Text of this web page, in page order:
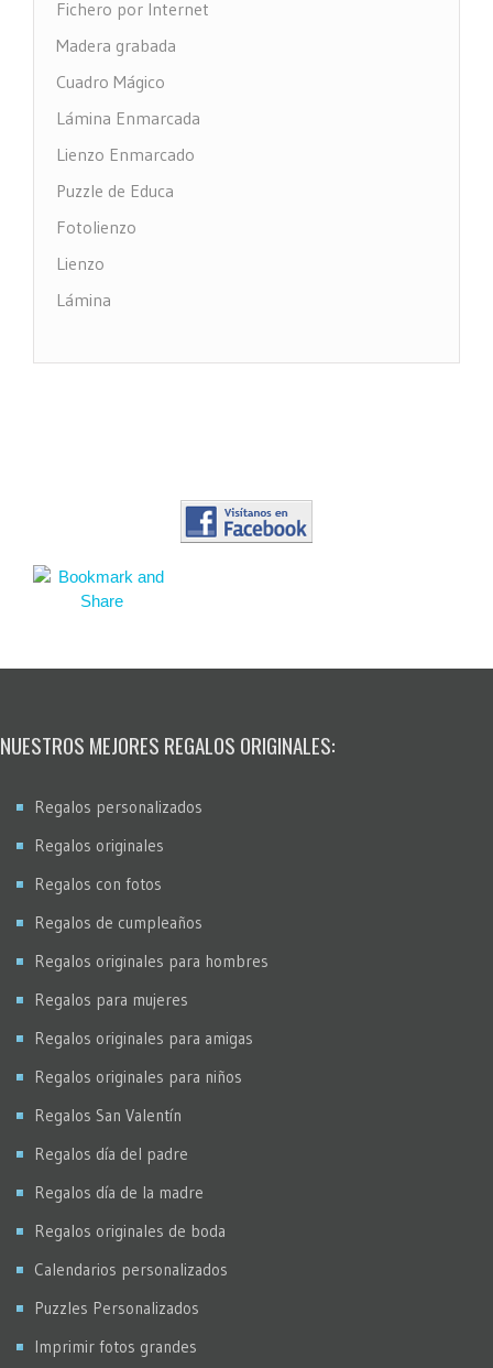
Fichero por Internet
Madera grabada
Cuadro Mágico
Lámina Enmarcada
Lienzo Enmarcado
Puzzle de Educa
Fotolienzo
Lienzo
Lámina
NUESTROS MEJORES REGALOS ORIGINALES:
Regalos personalizados
Regalos originales
Regalos con fotos
Regalos de cumpleaños
Regalos originales para hombres
Regalos para mujeres
Regalos originales para amigas
Regalos originales para niños
Regalos San Valentín
Regalos día del padre
Regalos día de la madre
Regalos originales de boda
Calendarios personalizados
Puzzles Personalizados
Imprimir fotos grandes